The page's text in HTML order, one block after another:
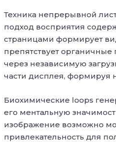
Техника непрерывной
подход восприятия
страницами формирует
препятствует
через независимую
части дисплея, формируя
Биохимические loops
его ментальную
изображение возможно
привлекательность для